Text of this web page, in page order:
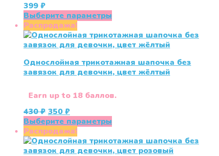
товара.
399 ₽
Выберите параметры
имеет
несколько
Опции
можно
на
Распродажа!
Однослойная трикотажная шапочка без
завязок для девочки, цвет жёлтый
Earn up to 18 баллов.
430₽ Первоначальная
цена
составляла
430 ₽.
350 ₽Текущая
цена:
350 ₽.
Выберите параметры
имеет
несколько
Распродажа!